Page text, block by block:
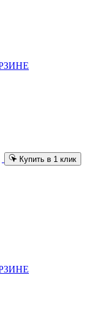
Купить в 1 клик